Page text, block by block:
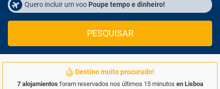
Quero incluir um voo Poupe tempo e dinheiro!
PESQUISAR
Destino muito procurado!
7 alojamientos foram reservados nos últimos 15 minutos en Lisboa